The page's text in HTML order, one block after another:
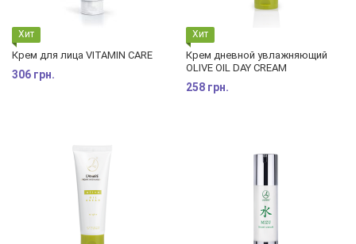
Хит
Крем для лица VITAMIN CARE
306 грн.
Хит
Крем дневной увлажняющий
OLIVE OIL DAY CREAM
258 грн.